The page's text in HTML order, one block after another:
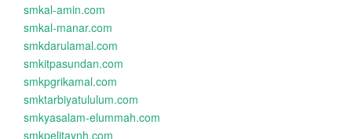
smkal-amin.com
smkal-manar.com
smkdarulamal.com
smkitpasundan.com
smkpgrikamal.com
smktarbiyatululum.com
smkyasalam-elummah.com
smkpelitaynh.com